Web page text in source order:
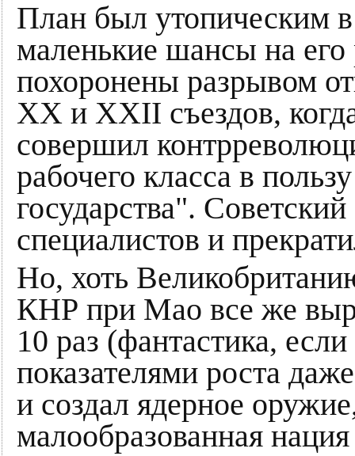
План был утопическим
маленькие шансы на
похоронены разрывом
XX и XXII съездов,
совершил
рабочего класса в
государства".
специалистов и
Но, хоть
КНР при Мао все же
10 раз (фантастика,
показателями роста
и создал ядерное
малообразованная